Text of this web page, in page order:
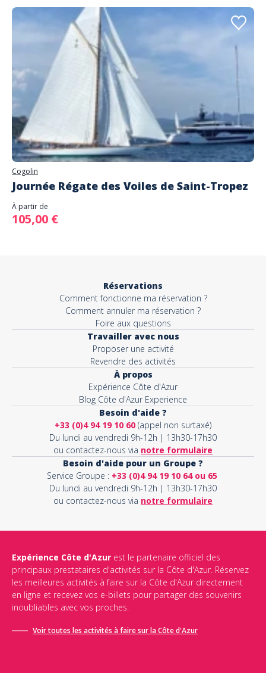
Cogolin
Journée Régate des Voiles de Saint-Tropez
À partir de
105,00 €
Réservations
Comment fonctionne ma réservation ?
Comment annuler ma réservation ?
Foire aux questions
Travailler avec nous
Proposer une activité
Revendre des activités
À propos
Expérience Côte d'Azur
Blog Côte d'Azur Experience
Besoin d'aide ?
+33 (0)4 94 19 10 60 (appel non surtaxé)
Du lundi au vendredi 9h-12h | 13h30-17h30
ou contactez-nous via notre formulaire
Besoin d'aide pour un Groupe ?
Service Groupe : +33 (0)4 94 19 10 64 ou 65
Du lundi au vendredi 9h-12h | 13h30-17h30
ou contactez-nous via notre formulaire
Expérience Côte d'Azur est le partenaire officiel des
principaux prestataires d'activités sur la Côte d'Azur. Réservez
les meilleures activités à faire sur la Côte d'Azur directement
en ligne et recevez vos e-billets pour partager des souvenirs
inoubliables avec vos proches.
Voir toutes les activités à faire sur la Côte d'Azur